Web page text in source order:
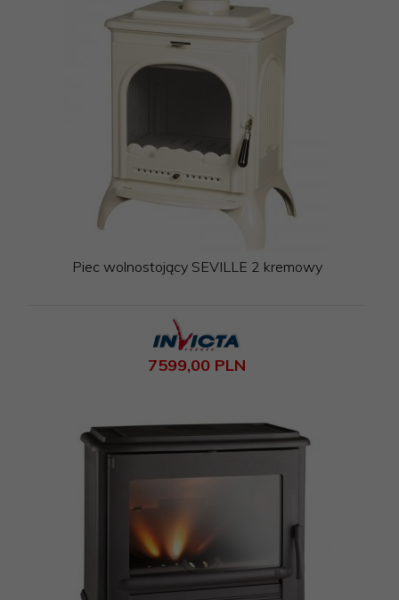
Piec wolnostojący SEVILLE 2 kremowy
7599,00 PLN